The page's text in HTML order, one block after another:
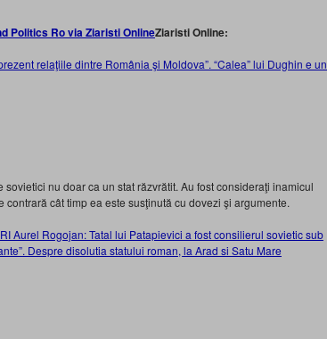
Ziaristi Online:
relaţiile dintre România şi Moldova”. “Calea” lui Dughin e un
nu doar ca un stat răzvrătit. Au fost consideraţi inamicul
cât timp ea este susţinută cu dovezi şi argumente.
Aurel Rogojan: Tatal lui Patapievici a fost consilierul sovietic sub
Despre disolutia statului roman, la Arad si Satu Mare